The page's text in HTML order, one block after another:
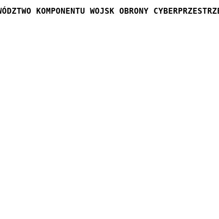
KOMPONENTU WOJSK OBRONY